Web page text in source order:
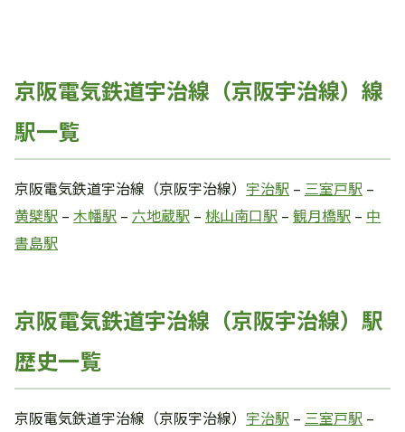
京阪電気鉄道宇治線（京阪宇治線）線
駅一覧
京阪電気鉄道宇治線（京阪宇治線） 宇治駅 – 三室戸駅 –
黄檗駅 – 木幡駅 – 六地蔵駅 – 桃山南口駅 – 観月橋駅 – 中
書島駅
京阪電気鉄道宇治線（京阪宇治線）駅
歴史一覧
京阪電気鉄道宇治線（京阪宇治線） 宇治駅 – 三室戸駅 –